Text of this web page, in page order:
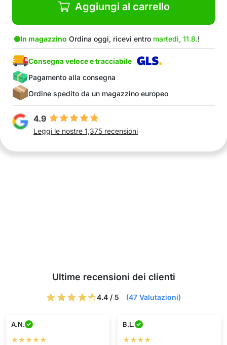
Aggiungi al carrello
In magazzino Ordina oggi, ricevi entro martedì, 11.8.!
Consegna veloce e tracciabile
Pagamento alla consegna
Ordine spedito da un magazzino europeo
4.9
Leggi le nostre 1,375 recensioni
Ultime recensioni dei clienti
4.4 / 5 (47 Valutazioni)
A.N.
★★★★★
B.L.
★★★★